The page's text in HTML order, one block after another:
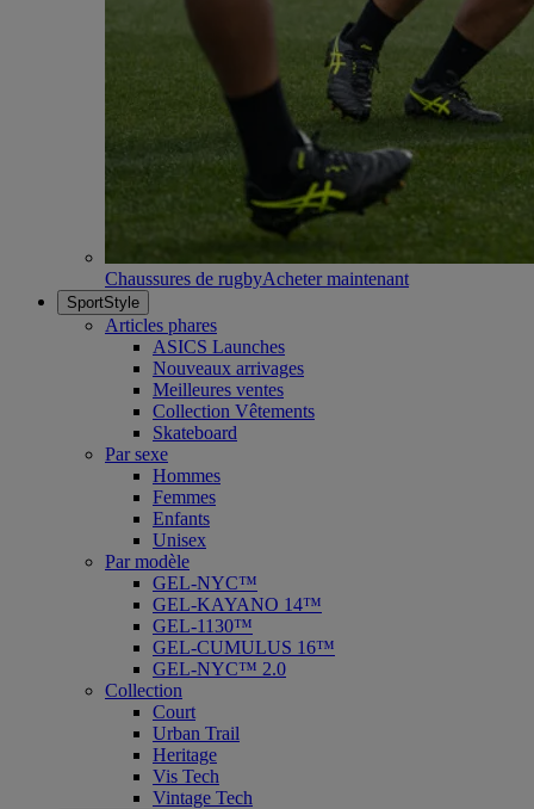
Chaussures de rugbyAcheter maintenant
SportStyle
Articles phares
ASICS Launches
Nouveaux arrivages
Meilleures ventes
Collection Vêtements
Skateboard
Par sexe
Hommes
Femmes
Enfants
Unisex
Par modèle
GEL-NYC™
GEL-KAYANO 14™
GEL-1130™
GEL-CUMULUS 16™
GEL-NYC™ 2.0
Collection
Court
Urban Trail
Heritage
Vis Tech
Vintage Tech